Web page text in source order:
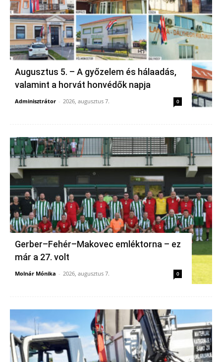
Augusztus 5. – A győzelem és hálaadás,
valamint a horvát honvédők napja
Adminisztrátor - 2026, augusztus 7. 0
Gerber–Fehér–Makovec emléktorna – ez
már a 27. volt
Molnár Mónika - 2026, augusztus 7. 0